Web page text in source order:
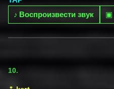
♪ Воспроизвести звук ▣
10.